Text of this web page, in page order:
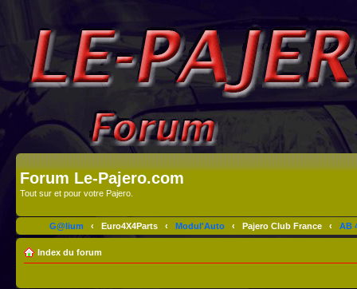
Forum Le-Pajero.com
Tout sur et pour votre Pajero.
G@lium ‹ Euro4X4Parts ‹ Modul'Auto ‹ Pajero Club France ‹ AB
Index du forum